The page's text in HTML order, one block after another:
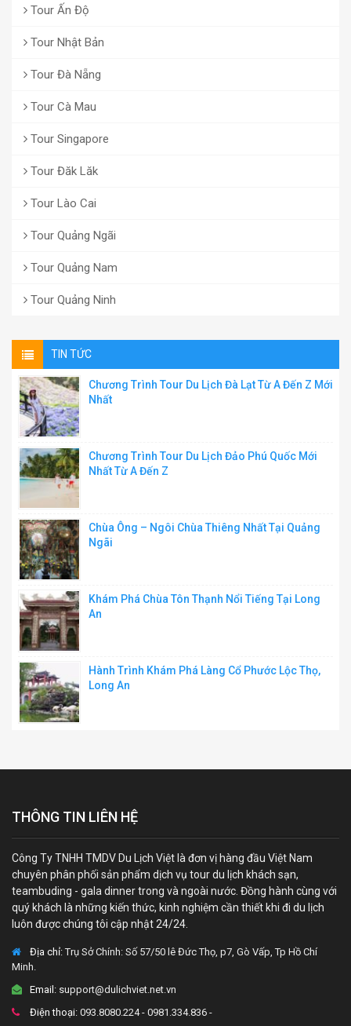
Tour Ấn Độ
Tour Nhật Bản
Tour Đà Nẵng
Tour Cà Mau
Tour Singapore
Tour Đăk Lăk
Tour Lào Cai
Tour Quảng Ngãi
Tour Quảng Nam
Tour Quảng Ninh
TIN TỨC
Chương Trình Tour Du Lịch Đà Lạt Từ A Đến Z Mới
Nhất
Chương Trình Tour Du Lịch Đảo Phú Quốc Mới
Nhất Từ A Đến Z
Chùa Ông – Ngôi Chùa Thiêng Nhất Tại Quảng
Ngãi
Khám Phá Chùa Tôn Thạnh Nổi Tiếng Tại Long
An
Hành Trình Khám Phá Làng Cổ Phước Lộc Thọ,
Long An
THÔNG TIN LIÊN HỆ
Công Ty TNHH TMDV Du Lịch Việt là đơn vị hàng đầu Việt Nam
chuyên phân phối sản phẩm dịch vụ tour du lịch khách sạn,
teambuding - gala dinner trong và ngoài nước. Đồng hành cùng với
quý khách là những kiến thức, kinh nghiệm cần thiết khi đi du lịch
luôn được chúng tôi cập nhật 24/24.
Địa chỉ:Trụ Sở Chính: Số 57/50 lê Đức Thọ, p7, Gò Vấp, Tp Hồ Chí
Minh.
Email: support@dulichviet.net.vn
Điện thoại: 093.8080.224 - 0981.334.836 -